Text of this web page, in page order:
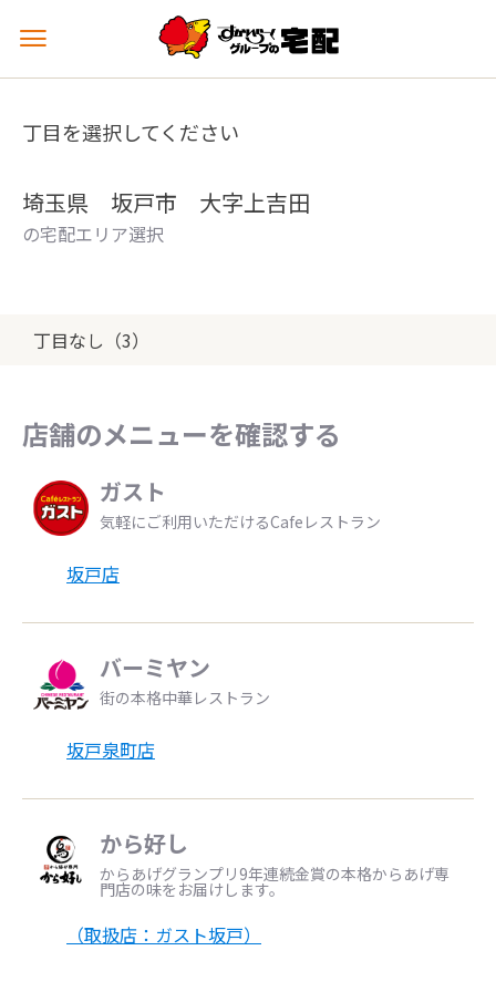
メ
ュ
を
丁目を選択してください
埼玉県 坂戸市 大字上吉田
の宅配エリア選択
丁目なし（3）
店舗のメニューを確認する
ガスト
気軽にご利用いただけるCafeレストラン
坂戸店
バーミヤン
街の本格中華レストラン
坂戸泉町店
から好し
からあげグランプリ9年連続金賞の本格からあげ専
門店の味をお届けします。
（取扱店：ガスト坂戸）